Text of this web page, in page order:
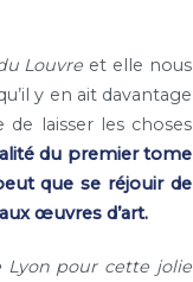
Louvre et elle nous
y en ait davantage
laisser les choses
du premier tome
que se réjouir de
œuvres d’art.
Lyon pour cette jolie